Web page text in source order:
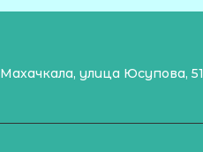
Махачкала, улица Юсупова, 51